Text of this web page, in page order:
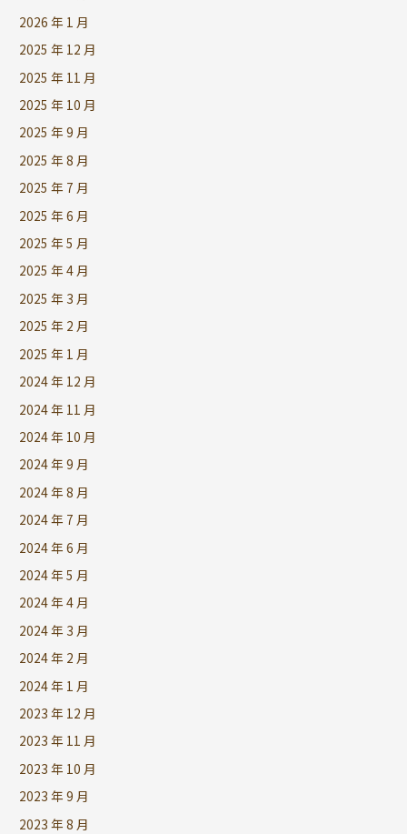
2026 年 1 月
2025 年 12 月
2025 年 11 月
2025 年 10 月
2025 年 9 月
2025 年 8 月
2025 年 7 月
2025 年 6 月
2025 年 5 月
2025 年 4 月
2025 年 3 月
2025 年 2 月
2025 年 1 月
2024 年 12 月
2024 年 11 月
2024 年 10 月
2024 年 9 月
2024 年 8 月
2024 年 7 月
2024 年 6 月
2024 年 5 月
2024 年 4 月
2024 年 3 月
2024 年 2 月
2024 年 1 月
2023 年 12 月
2023 年 11 月
2023 年 10 月
2023 年 9 月
2023 年 8 月